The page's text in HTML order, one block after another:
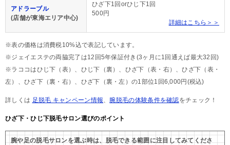
アドラーブル
(店舗が東海エリア中心)
ひざ下1回orひじ下1回
500円
詳細はこちら＞＞
※表の価格は消費税10%込で表記しています。
※ジェイエステの両脇完了は12回5年保証付き(3ヶ月に1回通えば最大32回)
※ラココはひじ下（表）、ひじ下（裏）、ひざ下（表・右）、ひざ下（表・
左）、ひざ下（裏・右）、ひざ下（裏・左）の1部位1回6,000円(税込)
詳しくは 足脱毛 キャンペーン情報、 腕脱毛の体験条件を確認をチェック！
ひざ下・ひじ下脱毛サロン選びのポイント
腕や足の脱毛サロンを選ぶ時は、脱毛できる範囲に注目してみてくださ